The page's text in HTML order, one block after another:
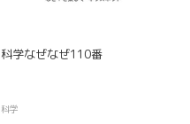
科学なぜなぜ110番
科学